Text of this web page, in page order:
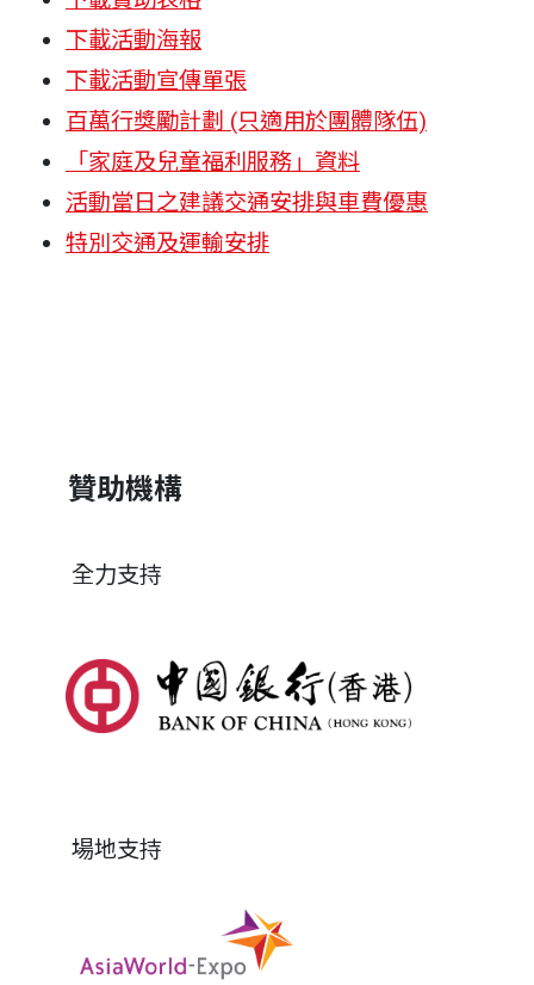
下載活動海報
下載活動宣傳單張
百萬行獎勵計劃 (只適用於團體隊伍)
「家庭及兒童福利服務」資料
活動當日之建議交通安排與車費優惠
特別交通及運輸安排
贊助機構
全力支持
場地支持